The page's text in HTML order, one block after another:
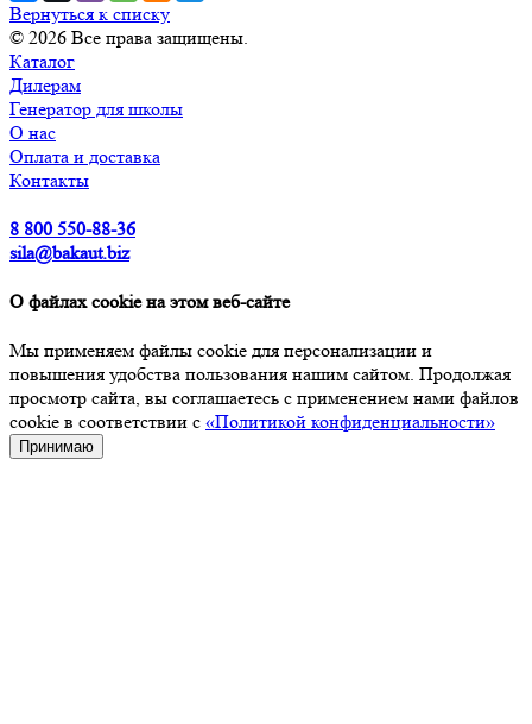
Вернуться к списку
© 2026 Все права защищены.
Каталог
Дилерам
Генератор для школы
О нас
Оплата и доставка
Контакты
8 800 550-88-36
sila@bakaut.biz
О файлах cookie на этом веб-сайте
Мы применяем файлы cookie для персонализации и
повышения удобства пользования нашим сайтом. Продолжая
просмотр сайта, вы соглашаетесь с применением нами файлов
cookie в соответствии с «Политикой конфиденциальности»
Принимаю